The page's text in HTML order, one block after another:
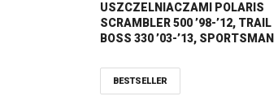
USZCZELNIACZAMI POLARIS
SCRAMBLER 500 ’98-’12, TRAIL
BOSS 330 ’03-’13, SPORTSMAN
BESTSELLER